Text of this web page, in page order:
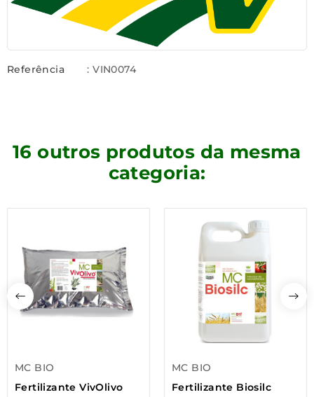
Referência : VIN0074
16 outros produtos da mesma
categoria:
MC BIO
Fertilizante VivOlivo
MC BIO
Fertilizante Biosilc